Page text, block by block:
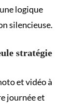
logique
silencieuse.
stratégie
et vidéo à
journée et